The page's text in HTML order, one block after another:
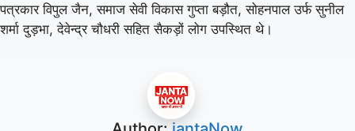
पत्रकार विपुल जैन, समाज सेवी विकास गुप्ता बड़ौत, सोहनपाल उर्फ सुनील
शर्मा दुड़भा, देवेन्द्र चौधरी सहित सैकड़ों लोग उपस्थित थे।